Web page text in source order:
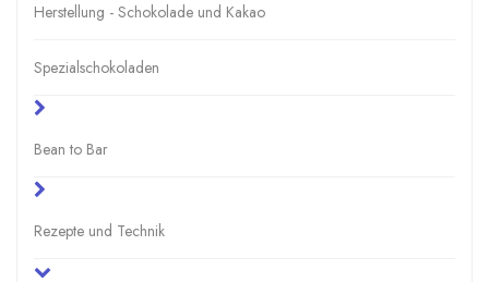
Herstellung - Schokolade und Kakao
Spezialschokoladen
Bean to Bar
Rezepte und Technik